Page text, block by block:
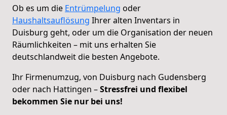
Ob es um die Entrümpelung oder
Haushaltsauflösung Ihrer alten Inventars in
Duisburg geht, oder um die Organisation der neuen
Räumlichkeiten – mit uns erhalten Sie
deutschlandweit die besten Angebote.
Ihr Firmenumzug, von Duisburg nach Gudensberg
oder nach Hattingen –Stressfrei und flexibel
bekommen Sie nur bei uns!